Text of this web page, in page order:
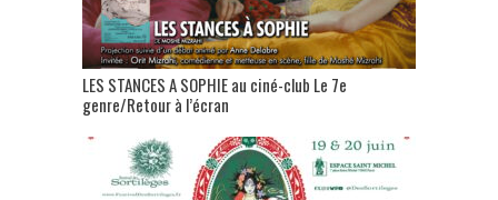
LES STANCES A SOPHIE au ciné-club Le 7e
genre/Retour à l’écran